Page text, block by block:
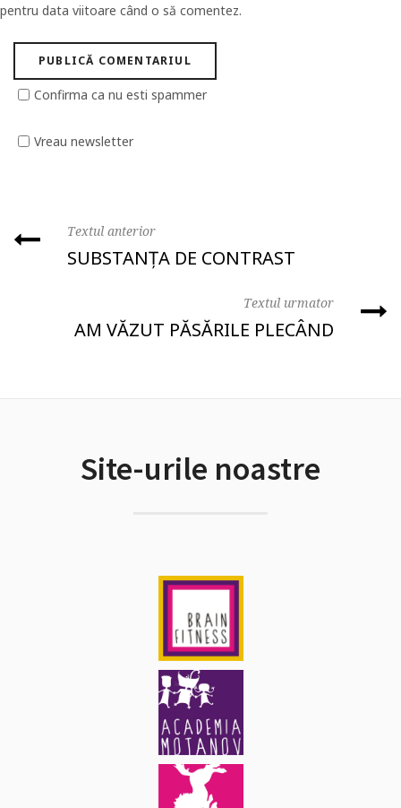
pentru data viitoare când o să comentez.
Confirma ca nu esti spammer
Vreau newsletter
Textul anterior
SUBSTANȚA DE CONTRAST
Textul urmator
AM VĂZUT PĂSĂRILE PLECÂND
Site-urile noastre